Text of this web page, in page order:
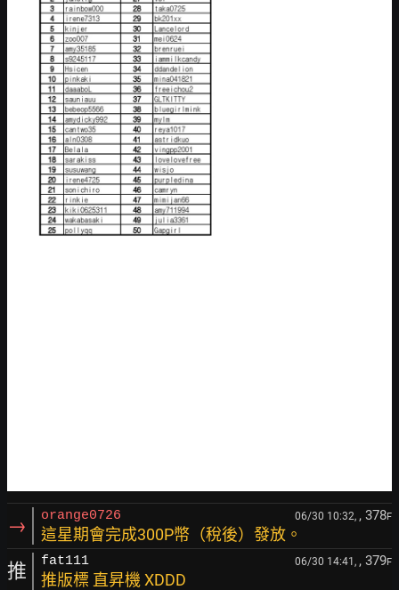
→ orange0726 06/30 10:32, , 378F
這星期會完成300P幣（稅後）發放。
推 fat111 06/30 14:41, , 379F
推版標 直昇機 XDDD